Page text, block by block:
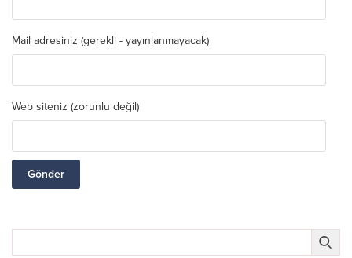
Mail adresiniz (gerekli - yayınlanmayacak)
Web siteniz (zorunlu değil)